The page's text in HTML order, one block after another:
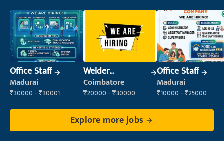
Office Staff
Madurai
₹30000 - ₹30001
Welder
(Fabrication)
Coimbatore
₹20000 - ₹30000
Office Staff
Madurai
₹10000 - ₹25000
Explore more jobs